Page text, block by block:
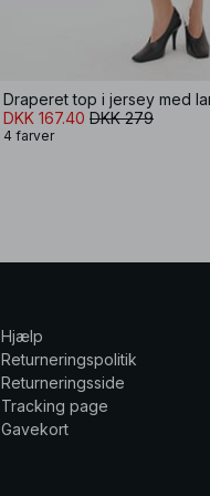
Draperet top i jersey med
DKK 167.40 DKK 279
4 farver
Hjælp
Returneringspolitik
Returneringsside
Tracking page
Gavekort